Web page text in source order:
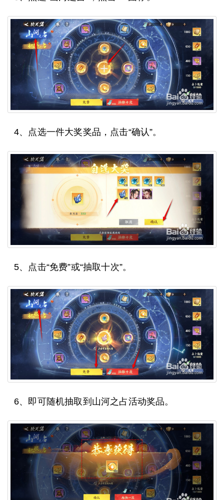
4、点选一件大奖奖品，点击“确认”。
5、点击“免费”或“抽取十次”。
6、即可随机抽取到山河之占活动奖品。